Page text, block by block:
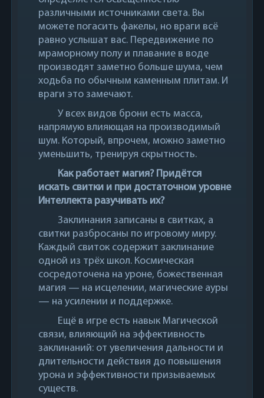
различными источниками света. Вы
можете погасить факелы, но враги всё
равно услышат вас. Передвижение по
мраморному полу и плавание в воде
производят заметно больше шума, чем
ходьба по обычным каменным плитам. И
враги это замечают.
У всех видов брони есть масса,
напрямую влияющая на производимый
шум. Который, впрочем, можно заметно
уменьшить, тренируя скрытность.
Как работает магия? Придётся
искать свитки и при достаточном уровне
Интеллекта разучивать их?
Заклинания записаны в свитках, а
свитки разбросаны по игровому миру.
Каждый свиток содержит заклинание
одной из трёх школ. Космическая
сосредоточена на уроне, божественная
магия — на исцелении, магические ауры
— на усилении и поддержке.
Ещё в игре есть навык Магической
связи, влияющий на эффективность
заклинаний: от увеличения дальности и
длительности действия до повышения
урона и эффективности призываемых
существ.